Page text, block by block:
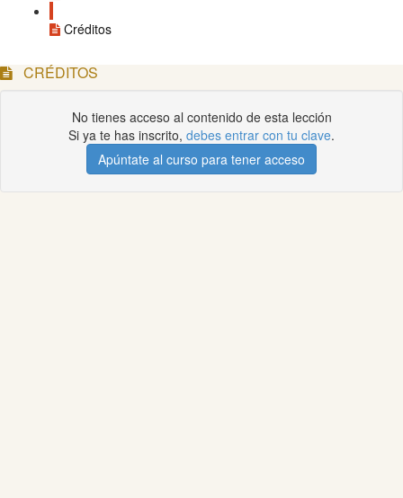
Créditos
CRÉDITOS
No tienes acceso al contenido de esta lección
Si ya te has inscrito, debes entrar con tu clave.
Apúntate al curso para tener acceso